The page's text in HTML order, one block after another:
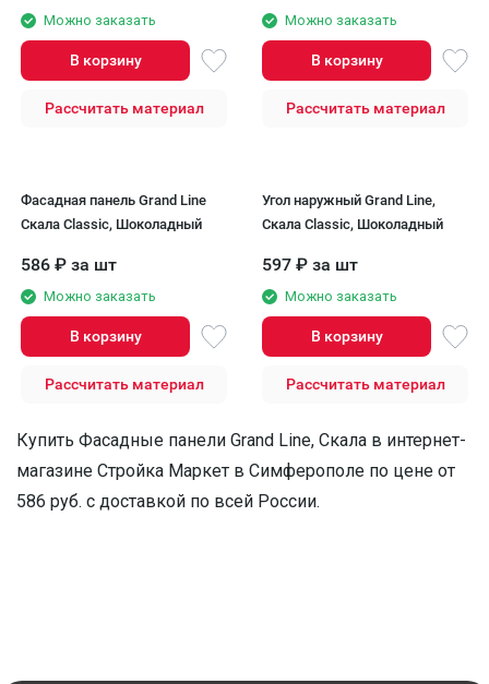
Можно заказать
В корзину
Рассчитать материал
Можно заказать
В корзину
Рассчитать материал
Фасадная панель Grand Line
Скала Classic, Шоколадный
586 ₽ за шт
Можно заказать
В корзину
Рассчитать материал
Угол наружный Grand Line,
Скала Classic, Шоколадный
597 ₽ за шт
Можно заказать
В корзину
Рассчитать материал
Купить Фасадные панели Grand Line, Скала в интернет-
магазине Стройка Маркет в Симферополe по цене от
586 руб. с доставкой по всей России.